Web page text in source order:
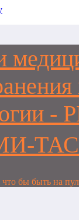
-
бы быть на